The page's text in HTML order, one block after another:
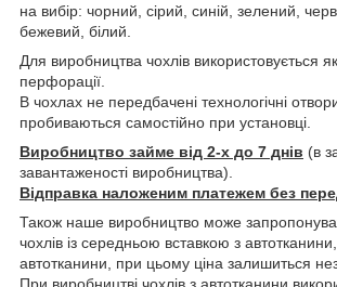
на вибір: чорний, сірий, синій, зелений,
бежевий, білий.
Для виробництва чохлів використовується
перфорації.
В чохлах не передбачені технологічні
пробиваються самостійно при установці.
Виробництво займе від 2-х до 7 днів (в
завантаженості виробництва).
Відправка наложеним платежем без
Також наше виробництво може
чохлів із середньою вставкою з
автотканини, при цьому ціна залишиться
При виробництві чохлів з автотканини